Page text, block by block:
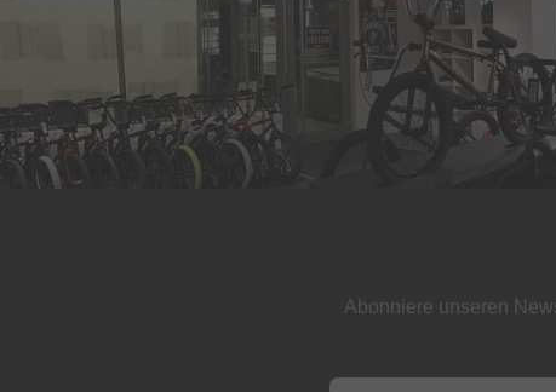
Abonniere unseren